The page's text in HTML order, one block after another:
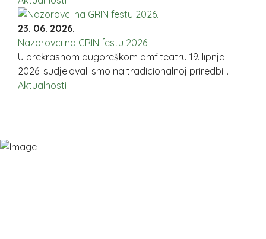
23. 06. 2026.
Nazorovci na GRIN festu 2026.
U prekrasnom dugoreškom amfiteatru 19. lipnja
2026. sudjelovali smo na tradicionalnoj priredbi...
Aktualnosti